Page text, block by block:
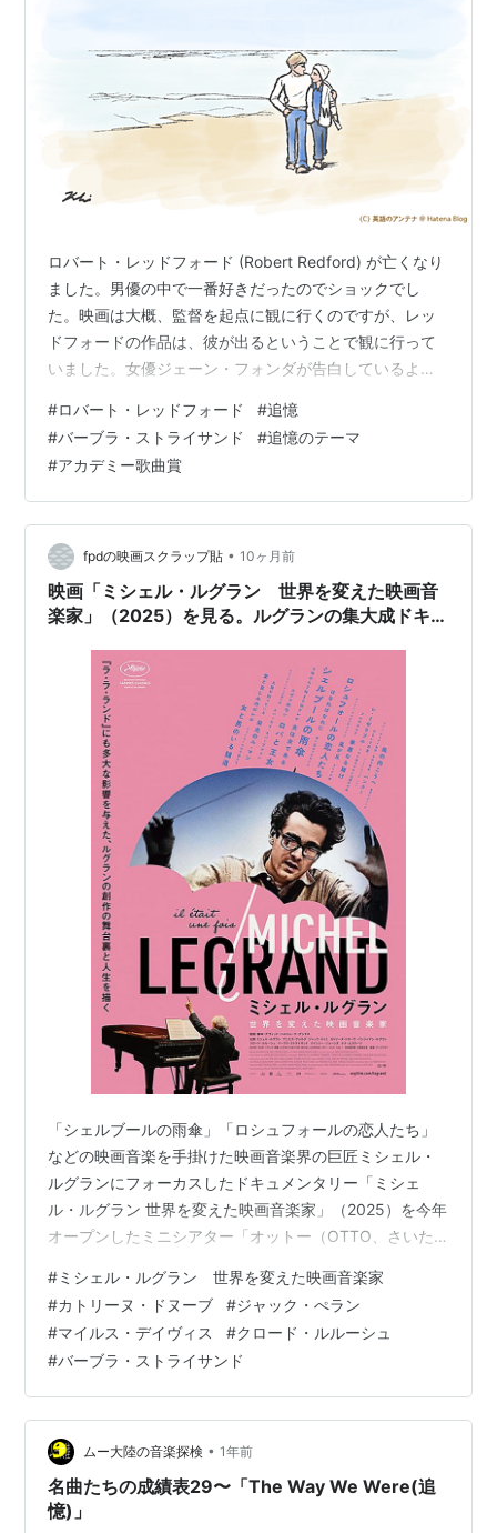
ロバート・レッドフォード (Robert Redford) が亡くなり
ました。男優の中で一番好きだったのでショックでし
た。映画は大概、監督を起点に観に行くのですが、レッ
ドフォードの作品は、彼が出るということで観に行って
いました。女優ジェーン・フォンダが告白しているよう
た。 彼の作品は、ポール・ニューマンとジョージ・ロ
イ・ヒル監督と組んだ Butch Cassidy and the
Sundance Kid (明日に向って撃て!／1969) や The Sting
(1973) は最高ですが、他にも The Great Waldo Pepper
(…
#ロバート・レッドフォード #追憶
#バーブラ・ストライサンド #追憶のテーマ
#アカデミー歌曲賞
fpdの映画スクラップ貼 • 10ヶ月前
映画「ミシェル・ルグラン 世界を変えた映画音
楽家」（2025）を見る。ルグランの集大成ドキュ
「シェルブールの雨傘」「ロシュフォールの恋人たち」
などの映画音楽を手掛けた映画音楽界の巨匠ミシェル・
ルグランにフォーカスしたドキュメンタリー「ミシェ
ル・ルグラン 世界を変えた映画音楽家」（2025）を今年
オープンしたミニシアター「オットー（OTTO、さいた
階のカフェ・カウンター 映画は、ミシェル・ルグランの
軌跡を辿りつつ、2019年1月に86歳で逝去した彼が、そ
の前月にフィルハーモニー・ド・パリで行われた「人生
最後のコンサート」に向かう姿に密着。 映画界、音楽界
の大物との交流も深く、オーソン・ウエルズ、マイル
ス・デイヴィス、バーブラ・スト…
#ミシェル・ルグラン 世界を変えた映画音楽家
#カトリーヌ・ドヌーブ #ジャック・ぺラン
#マイルス・デイヴィス #クロード・ルルーシュ
#バーブラ・ストライサンド
ムー大陸の音楽探検 • 1年前
名曲たちの成績表29〜「The Way We Were(追
憶)」